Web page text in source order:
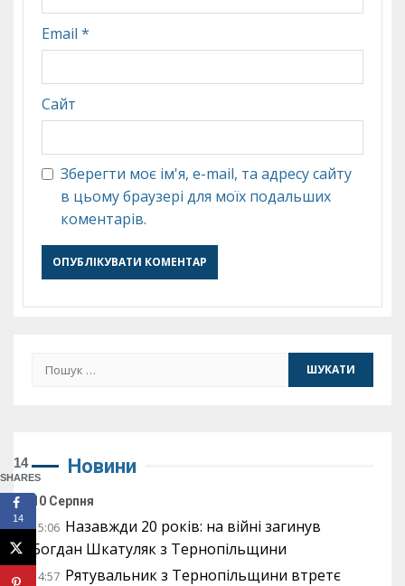
Email *
Сайт
Зберегти моє ім'я, e-mail, та адресу сайту
в цьому браузері для моїх подальших
коментарів.
Пошук:
Новини
10 Серпня
15:06 Назавжди 20 років: на війні загинув
Богдан Шкатуляк з Тернопільщини
14:57 Рятувальник з Тернопільщини втретє
14
SHARES
14